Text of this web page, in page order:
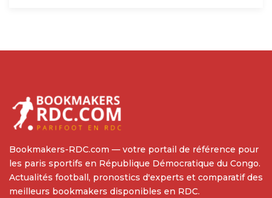
Bookmakers-RDC.com — votre portail de référence pour
les paris sportifs en République Démocratique du Congo.
Actualités football, pronostics d'experts et comparatif des
meilleurs bookmakers disponibles en RDC.